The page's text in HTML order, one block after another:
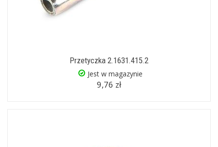
Przetyczka 2.1631.415.2
Jest w magazynie
9,76 zł